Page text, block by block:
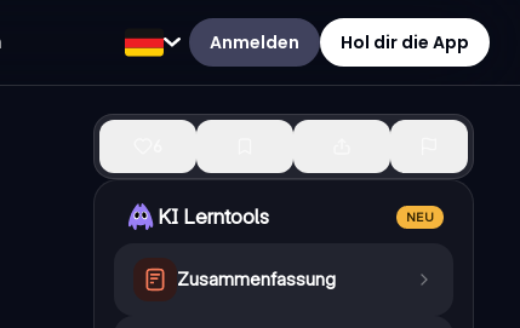
Anmelden Hol dir die App
KI Lerntools NEU
Zusammenfassung